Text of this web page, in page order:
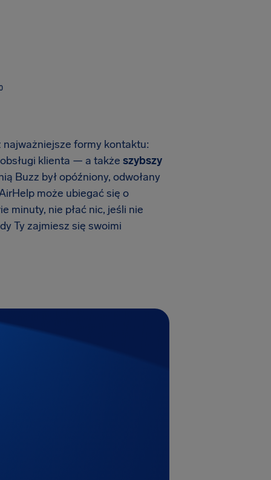
formy kontaktu:
klienta — a także szybszy
Buzz był opóźniony, odwołany
może ubiegać się o
minuty, nie płać nic, jeśli nie
Ty zajmiesz się swoimi